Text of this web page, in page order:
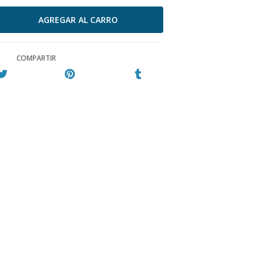
COMPARTIR